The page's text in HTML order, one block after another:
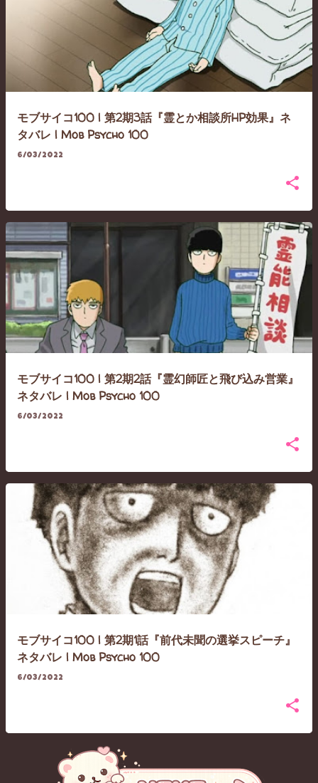
モブサイコ100 | 第2期3話『霊とか相談所HP効果』ネ
タバレ | Mob Psycho 100
6/03/2022
モブサイコ100 | 第2期2話『霊幻師匠と飛び込み営業』
ネタバレ | Mob Psycho 100
6/03/2022
モブサイコ100 | 第2期1話『前代未聞の選挙スピーチ』
ネタバレ | Mob Psycho 100
6/03/2022